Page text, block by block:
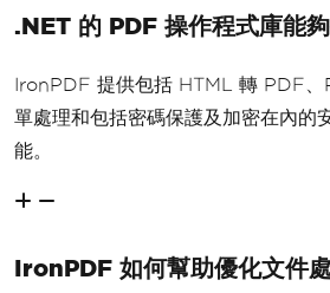
.NET 的 PDF 操作程式庫能
IronPDF 提供包括 HTML 轉 PDF、
單處理和包括密碼保護及加密在內的
能。
IronPDF 如何幫助優化文件